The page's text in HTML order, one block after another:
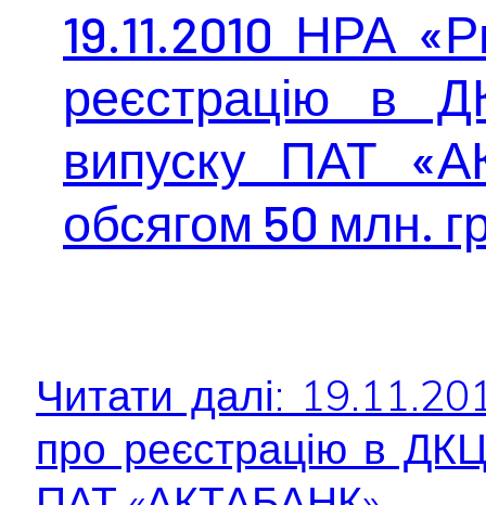
19.11.2010 НРА
реєстрацію в
випуску ПАТ
обсягом 50 млн.
Читати далі:
про реєстрацію в